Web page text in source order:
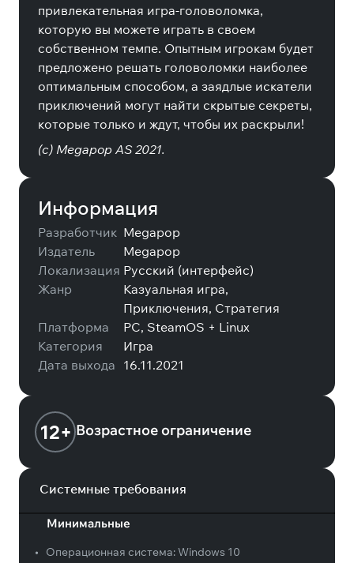
привлекательная игра-головоломка,
которую вы можете играть в своем
собственном темпе. Опытным игрокам будет
предложено решать головоломки наиболее
оптимальным способом, а заядлые искатели
приключений могут найти скрытые секреты,
которые только и ждут, чтобы их раскрыли!
(c) Megapop AS 2021.
Информация
Разработчик Megapop
Издатель
Megapop
Локализация Русский (интерфейс)
Жанр
Казуальная игра,
Приключения, Стратегия
Платформа
PC, SteamOS + Linux
Категория
Игра
Дата выхода 16.11.2021
12+ Возрастное ограничение
Системные требования
Минимальные
• Операционная система:Windows 10